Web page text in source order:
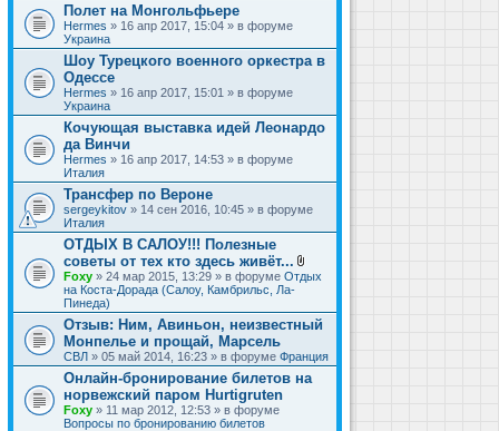
Полет на Монгольфьере
Hermes » 16 апр 2017, 15:04 » в форуме
Украина
Шоу Турецкого военного оркестра в
Одессе
Hermes » 16 апр 2017, 15:01 » в форуме
Украина
Кочующая выставка идей Леонардо
да Винчи
Hermes » 16 апр 2017, 14:53 » в форуме
Италия
Трансфер по Вероне
sergeykitov » 14 сен 2016, 10:45 » в форуме
Италия
ОТДЫХ В САЛОУ!!! Полезные
советы от тех кто здесь живёт...
В
л
ж
е
и
я
Foxy » 24 мар 2015, 13:29 » в форуме Отдых
на Коста-Дорада (Салоу, Камбрильс, Ла-
Пинеда)
Отзыв: Ним, Авиньон, неизвестный
Монпелье и прощай, Марсель
СВЛ » 05 май 2014, 16:23 » в форуме Франция
Онлайн-бронирование билетов на
норвежский паром Hurtigruten
Foxy » 11 мар 2012, 12:53 » в форуме
Вопросы по бронированию билетов